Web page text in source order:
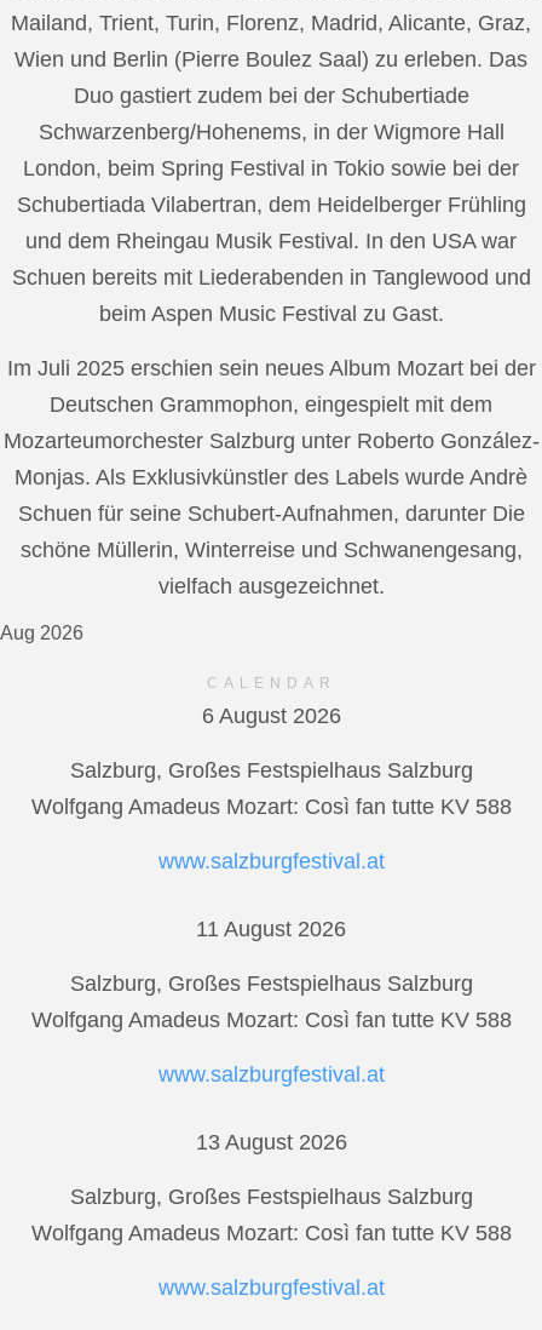
Mailand, Trient, Turin, Florenz, Madrid, Alicante, Graz,
Wien und Berlin (Pierre Boulez Saal) zu erleben. Das
Duo gastiert zudem bei der Schubertiade
Schwarzenberg/Hohenems, in der Wigmore Hall
London, beim Spring Festival in Tokio sowie bei der
Schubertiada Vilabertran, dem Heidelberger Frühling
und dem Rheingau Musik Festival. In den USA war
Schuen bereits mit Liederabenden in Tanglewood und
beim Aspen Music Festival zu Gast.
Im Juli 2025 erschien sein neues Album Mozart bei der
Deutschen Grammophon, eingespielt mit dem
Mozarteumorchester Salzburg unter Roberto González-
Monjas. Als Exklusivkünstler des Labels wurde Andrè
Schuen für seine Schubert-Aufnahmen, darunter Die
schöne Müllerin, Winterreise und Schwanengesang,
vielfach ausgezeichnet.
Aug 2026
CALENDAR
6 August 2026
Salzburg, Großes Festspielhaus Salzburg
Wolfgang Amadeus Mozart: Così fan tutte KV 588
www.salzburgfestival.at
11 August 2026
Salzburg, Großes Festspielhaus Salzburg
Wolfgang Amadeus Mozart: Così fan tutte KV 588
www.salzburgfestival.at
13 August 2026
Salzburg, Großes Festspielhaus Salzburg
Wolfgang Amadeus Mozart: Così fan tutte KV 588
www.salzburgfestival.at